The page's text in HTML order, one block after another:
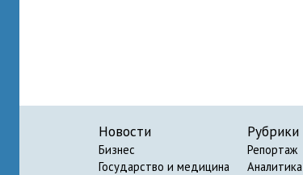
Новости
Бизнес
Государство и медицина
Рубрики
Репортаж
Аналитика